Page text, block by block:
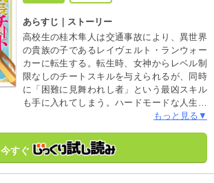
あらすじ｜ストーリー
高校生の桂木隼人は交通事故により、異世界
の貴族の子であるレイヴェルト・ランウォー
カーに転生する。転生時、女神からレベル制
限なしのチートスキルを与えられるが、同時
に「困難に見舞われし者」という最凶スキル
も手に入れてしまう。ハードモードな人生が
確定したレイは特訓を受け強くなることを決
妹に囲まれた幸せな生活を送っていたが、そ
こへ魔物の大群が押し寄せてきて…！？
もっと見る▼
今すぐ